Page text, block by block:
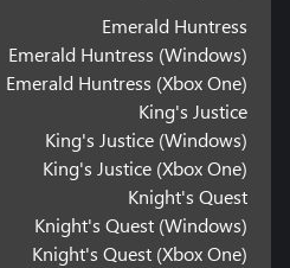
Emerald Huntress
Emerald Huntress (Windows)
Emerald Huntress (Xbox One)
King's Justice
King's Justice (Windows)
King's Justice (Xbox One)
Knight's Quest
Knight's Quest (Windows)
Knight's Quest (Xbox One)